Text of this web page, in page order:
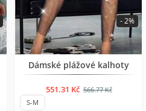
BESTSELLER
Dámské plážové kalhoty
551.31 Kč 566.77 Kč
- 2%
S-M